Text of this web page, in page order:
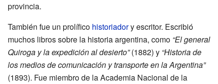
provincia.
También fue un prolífico historiadory escritor. Escribió
muchos libros sobre la historia argentina, como “El general
Quiroga y la expedición al desierto”(1882) y “Historia de
los medios de comunicación y transporte en la Argentina”
(1893). Fue miembro de la Academia Nacional de la